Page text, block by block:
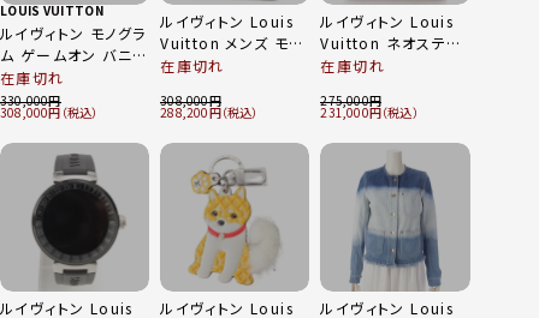
LOUIS VUITTON
ルイヴィトン モノグラ
ム ゲームオン バニテ
ィPM 2way ハンド
ショルダーバッグ
M57458 ホワイト
在庫切れ
330,000
308,000
ルイヴィトン Louis
Vuitton メンズ モノ
グラム スティーマー
ハンド バッグ
在庫切れ
308,000
288,200
ルイヴィトン Louis
Vuitton ネオスティ
ーマーPM オートマ
カーフ付 ハンドバッ
在庫切れ
275,000
231,000
ルイヴィトン Louis
ルイヴィトン Louis
ルイヴィトン Louis